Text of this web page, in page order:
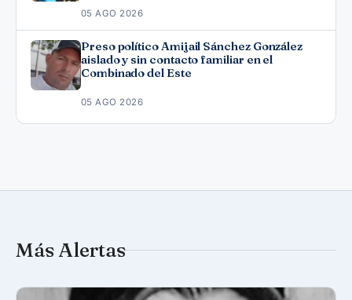
05 AGO 2026
Preso político Amijail Sánchez González
aislado y sin contacto familiar en el
Combinado del Este
05 AGO 2026
Más Alertas